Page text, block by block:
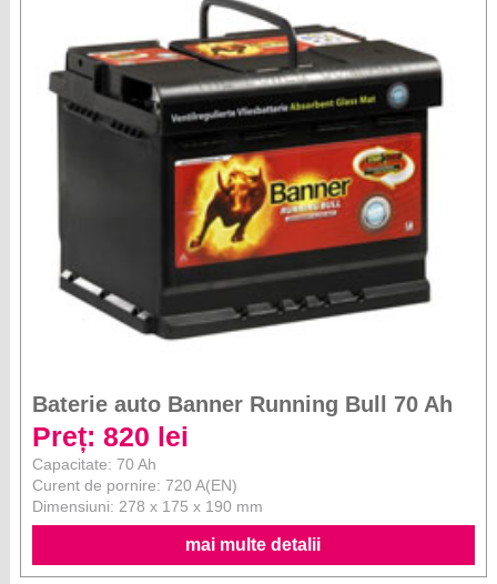
Baterie auto Banner Running Bull 70 Ah
Preț: 820 lei
Capacitate: 70 Ah
Curent de pornire: 720 A(EN)
Dimensiuni: 278 x 175 x 190 mm
mai multe detalii